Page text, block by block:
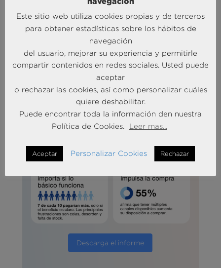
comportamiento del
consumidor.
Descarga el informe
Este sitio web utiliza cookies propias y de terceros
para obtener estadísticas sobre los hábitos de
navegación
del usuario, mejorar su experiencia y permitirle
compartir contenidos en redes sociales. Usted puede
aceptar
o rechazar las cookies, así como personalizar cuáles
quiere deshabilitar.
Puede encontrar toda la información den nuestra
Política de Cookies.
Leer mas...
Aceptar Personalizar Cookies Rechazar